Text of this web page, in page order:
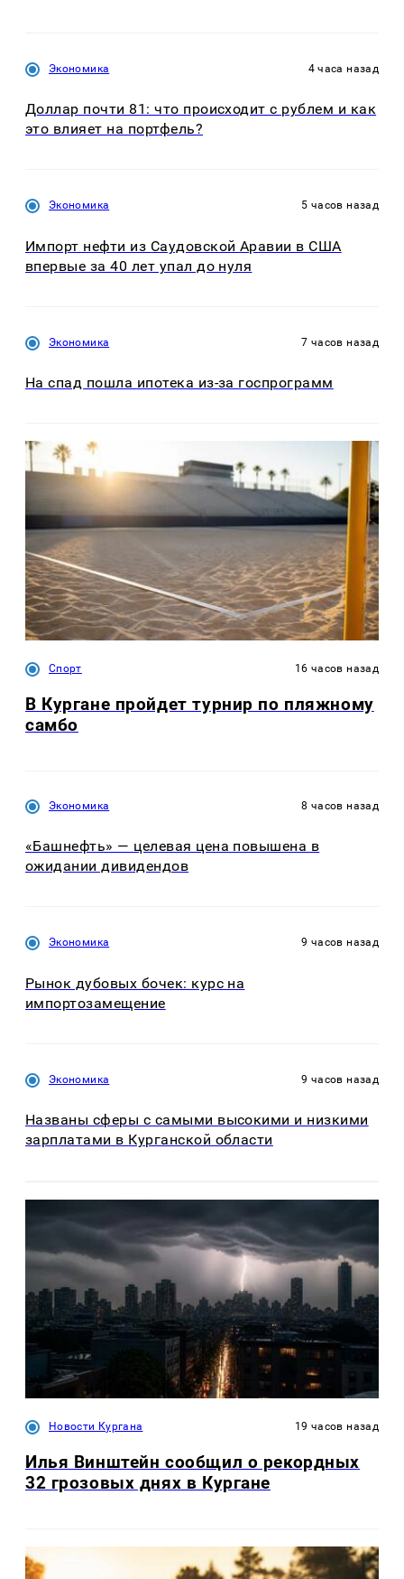
Экономика 4 часа назад
Доллар почти 81: что происходит с рублем и как
это влияет на портфель?
Экономика 5 часов назад
Импорт нефти из Саудовской Аравии в США
впервые за 40 лет упал до нуля
Экономика 7 часов назад
На спад пошла ипотека из-за госпрограмм
Спорт 16 часов назад
В Кургане пройдет турнир по пляжному
самбо
Экономика 8 часов назад
«Башнефть» — целевая цена повышена в
ожидании дивидендов
Экономика 9 часов назад
Рынок дубовых бочек: курс на
импортозамещение
Экономика 9 часов назад
Названы сферы с самыми высокими и низкими
зарплатами в Курганской области
Новости Кургана 19 часов назад
Илья Винштейн сообщил о рекордных
32 грозовых днях в Кургане